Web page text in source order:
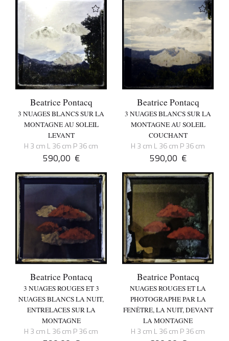
Beatrice Pontacq
3 NUAGES BLANCS SUR LA
MONTAGNE AU SOLEIL
LEVANT
H 3 cm L 36 cm P 36 cm
590,00 €
Beatrice Pontacq
3 NUAGES BLANCS SUR LA
MONTAGNE AU SOLEIL
COUCHANT
H 3 cm L 36 cm P 36 cm
590,00 €
Beatrice Pontacq
3 NUAGES ROUGES ET 3
NUAGES BLANCS LA NUIT,
ENTRELACES SUR LA
MONTAGNE
H 3 cm L 36 cm P 36 cm
Beatrice Pontacq
NUAGES ROUGES ET LA
PHOTOGRAPHE PAR LA
FENÊTRE, LA NUIT, DEVANT
LA MONTAGNE
H 3 cm L 36 cm P 36 cm